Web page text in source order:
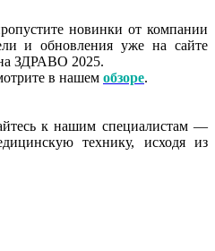
новинки от компании
и обновления уже на сайте
ЗДРАВО 2025.
в нашем обзоре.
к нашим специалистам —
технику, исходя из